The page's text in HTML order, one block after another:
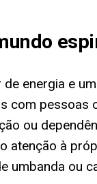
energia e
com
ou
à
ou